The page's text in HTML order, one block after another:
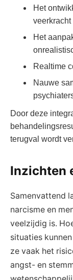
Het
veerkracht
Het
Realtime
Nauwe
Door deze
terugval wordt
Inzichten
Samenvattend
narcisme en
veelzijdig is.
situaties
ze vaak het
angst- en